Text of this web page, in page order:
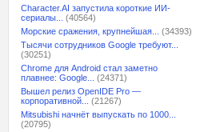
Character.AI запустила короткие ИИ-
сериалы...
(40564)
Морские сражения, крупнейшая...
(34393)
Тысячи сотрудников Google требуют...
(30251)
Chrome для Android стал заметно
плавнее: Google...
(24371)
Вышел релиз OpenIDE Pro —
корпоративной...
(21267)
Mitsubishi начнёт выпускать по 1000...
(20795)